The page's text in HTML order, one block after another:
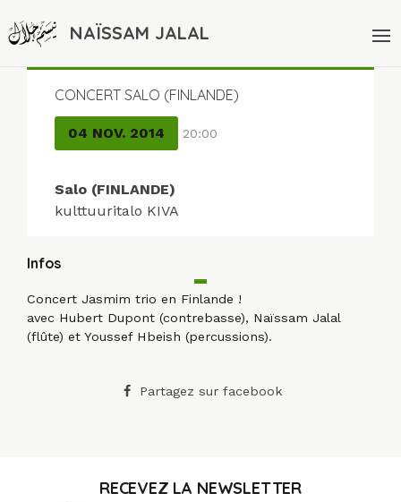
NAÏSSAM JALAL
CONCERT SALO (FINLANDE)
04 NOV. 2014 20:00
Salo (FINLANDE)
kulttuuritalo KIVA
Infos
Concert Jasmim trio en Finlande !
avec Hubert Dupont (contrebasse), Naïssam Jalal
(flûte) et Youssef Hbeish (percussions).
Partagez sur facebook
RECEVEZ LA NEWSLETTER